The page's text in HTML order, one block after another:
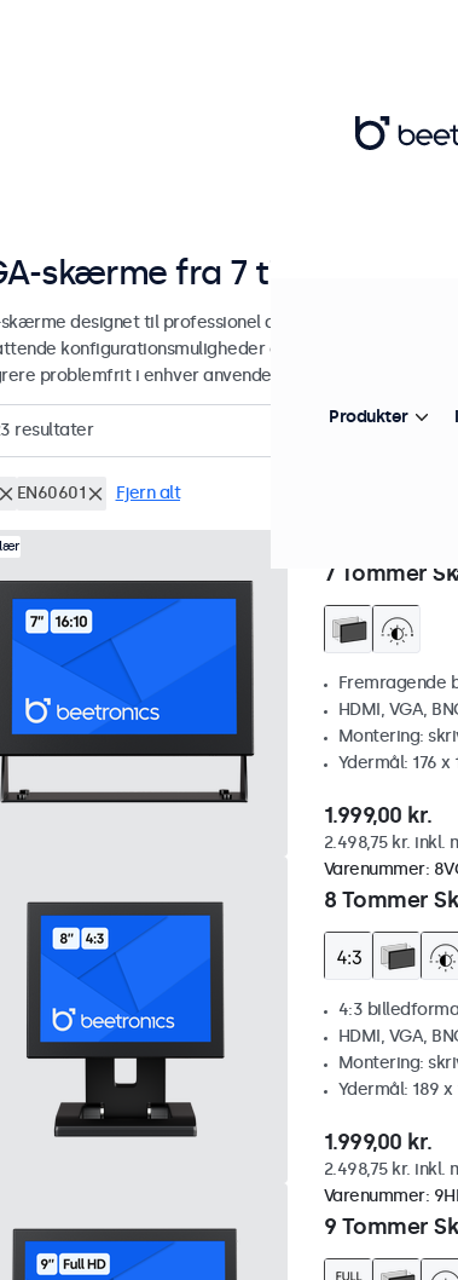
skærme fra 7 til 32 tommer
skærme designet til professionel anvendelse og
konfigurationsmuligheder og alsidige
problemfrit i enhver anvendelsesform og ethvert
resultater
EN60601 Fjern alt
7 Tommer
Fremragende
HDMI, VGA,
Montering:
Ydermål: 176 x
1.999,00 kr.
2.498,75 kr. inkl.
8 Tommer
Varenummer:
4:3
HDMI, VGA,
Montering:
Ydermål: 189 x
1.999,00 kr.
2.498,75 kr. inkl.
9 Tommer
Varenummer:
Produkter